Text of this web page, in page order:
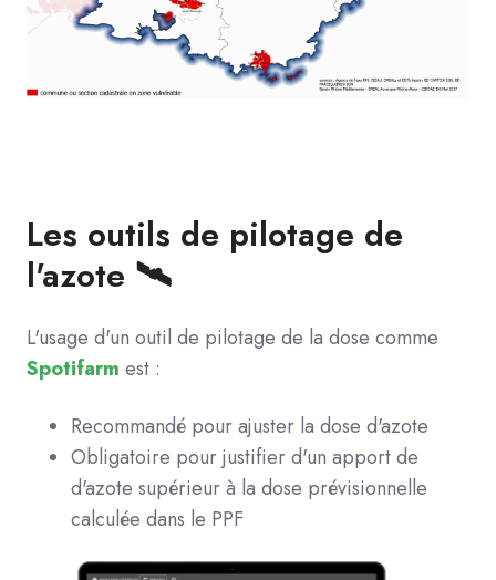
Les outils de pilotage de
l'azote 🛰️
L'usage d'un outil de pilotage de la dose comme
Spotifarm est :
Recommandé pour ajuster la dose d'azote
Obligatoire pour justifier d'un apport de
d'azote supérieur à la dose prévisionnelle
calculée dans le PPF